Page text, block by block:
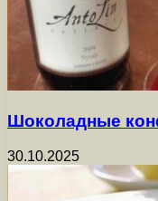
Шоколадные
30.10.2025